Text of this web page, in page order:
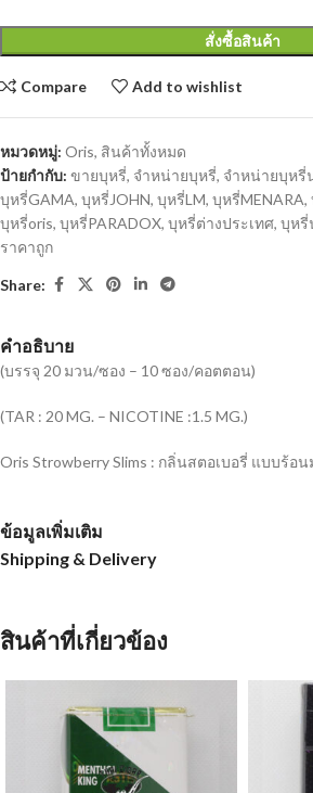
สั่งซื้อสินค้า
Compare Add to wishlist
หมวดหมู่: Oris, สินค้าทั้งหมด
ป้ายกำกับ: ขายบุหรี่, จำหน่ายบุหรี่, จำหน่ายบุหรี่
บุหรี่GAMA, บุหรี่JOHN, บุหรี่LM, บุหรี่MENARA,
บุหรี่oris, บุหรี่PARADOX, บุหรี่ต่างประเทศ, บุหรี่
ราคาถูก
Share:
คำอธิบาย
(บรรจุ 20 มวน/ซอง – 10 ซอง/คอตตอน)
(TAR : 20 MG. – NICOTINE :1.5 MG.)
Oris Strowberry Slims : กลิ่นสตอเบอรี่ แบบร้อ
ข้อมูลเพิ่มเติม
Shipping & Delivery
สินค้าที่เกี่ยวข้อง